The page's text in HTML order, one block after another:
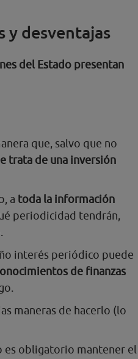
y desventajas
del Estado presentan
que, salvo que no
trata de una inversión
a toda la información
periodicidad tendrán,
interés periódico puede
de finanzas
maneras de hacerlo (lo
es obligatorio mantener el